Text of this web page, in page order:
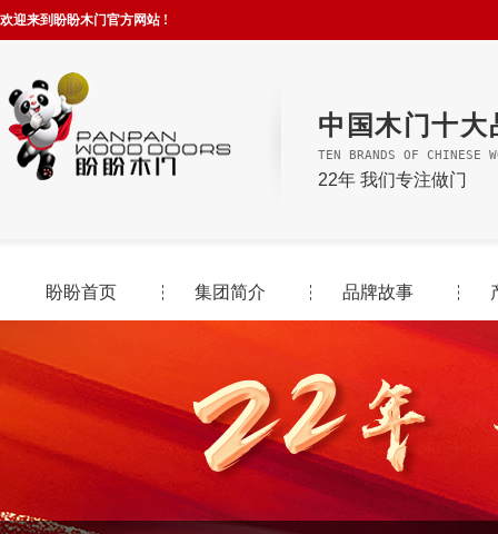
欢迎来到盼盼木门官方网站 !
中国木门十大
TEN BRANDS OF CHINESE
22年 我们专注做门
盼盼首页 集团简介 品牌故事